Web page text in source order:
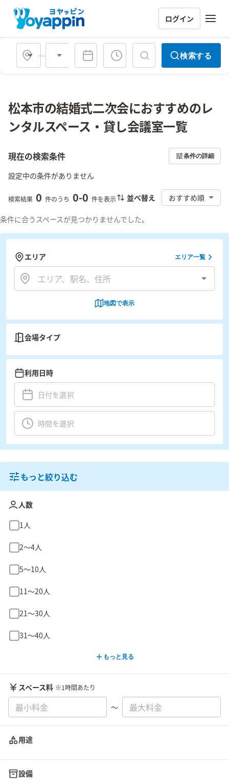
ログイン
会場タイプ 検索する
松本市の結婚式二次会におすすめのレ
ンタルスペース・貸し会議室一覧
現在の検索条件 条件の詳細
設定中の条件がありません
検索結果 0 件のうち 0-0 件を表示 並べ替え おすすめ順
条件に合うスペースが見つかりませんでした。
エリア エリア一覧
地図で表示
会場タイプ
利用日時
もっと絞り込む
人数
1人
2〜4人
5〜10人
11〜20人
21〜30人
31〜40人
もっと見る
スペース料 ※1時間あたり
〜
用途
設備